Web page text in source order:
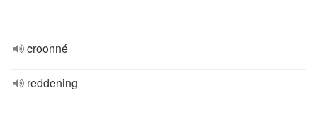
croonné
reddening